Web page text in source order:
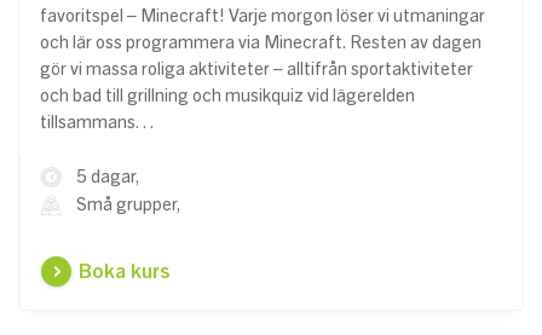
favoritspel – Minecraft! Varje morgon löser vi utmaningar
och lär oss programmera via Minecraft. Resten av dagen
gör vi massa roliga aktiviteter – alltifrån sportaktiviteter
och bad till grillning och musikquiz vid lägerelden
tillsammans…
5 dagar,
Små grupper,
Boka kurs